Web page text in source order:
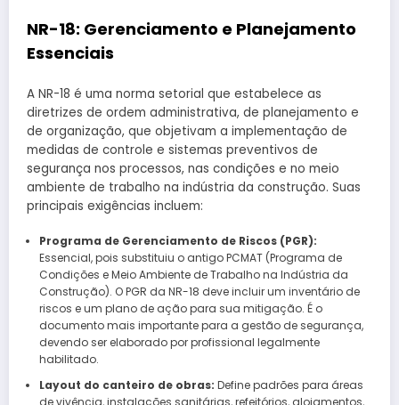
NR-18: Gerenciamento e Planejamento
Essenciais
A NR-18 é uma norma setorial que estabelece as
diretrizes de ordem administrativa, de planejamento e
de organização, que objetivam a implementação de
medidas de controle e sistemas preventivos de
segurança nos processos, nas condições e no meio
ambiente de trabalho na indústria da construção. Suas
principais exigências incluem:
Programa de Gerenciamento de Riscos (PGR):
Essencial, pois substituiu o antigo PCMAT (Programa de
Condições e Meio Ambiente de Trabalho na Indústria da
Construção). O PGR da NR-18 deve incluir um inventário de
riscos e um plano de ação para sua mitigação. É o
documento mais importante para a gestão de segurança,
devendo ser elaborado por profissional legalmente
habilitado.
Layout do canteiro de obras: Define padrões para áreas